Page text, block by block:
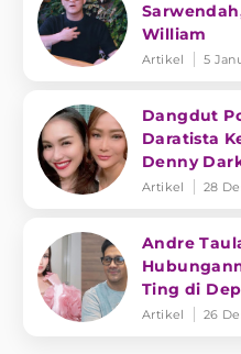
William
Artikel 5
Dangdut
Daratista
Denny
Ting
Artikel 28
Andre
Ting di
Artikel 26